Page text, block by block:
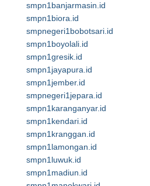
smpn1banjarmasin.id
smpn1biora.id
smpnegeri1bobotsari.id
smpn1boyolali.id
smpn1gresik.id
smpn1jayapura.id
smpn1jember.id
smpnegeri1jepara.id
smpn1karanganyar.id
smpn1kendari.id
smpn1kranggan.id
smpn1lamongan.id
smpn1luwuk.id
smpn1madiun.id